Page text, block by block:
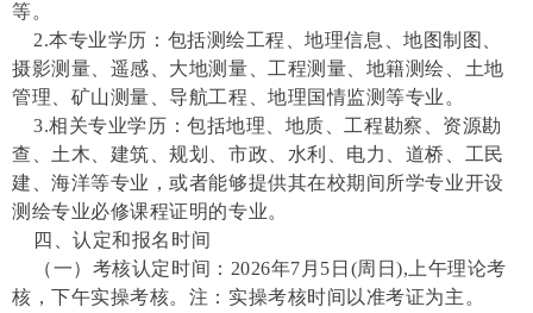
等。
2.本专业学历：包括测绘工程、地理信息、地图制图、
摄影测量、遥感、大地测量、工程测量、地籍测绘、土地
管理、矿山测量、导航工程、地理国情监测等专业。
3.相关专业学历：包括地理、地质、工程勘察、资源勘
查、土木、建筑、规划、市政、水利、电力、道桥、工民
建、海洋等专业，或者能够提供其在校期间所学专业开设
测绘专业必修课程证明的专业。
四、认定和报名时间
（一）考核认定时间： 2026年7月5日(周日),上午理论考
核，下午实操考核。注：实操考核时间以准考证为主。